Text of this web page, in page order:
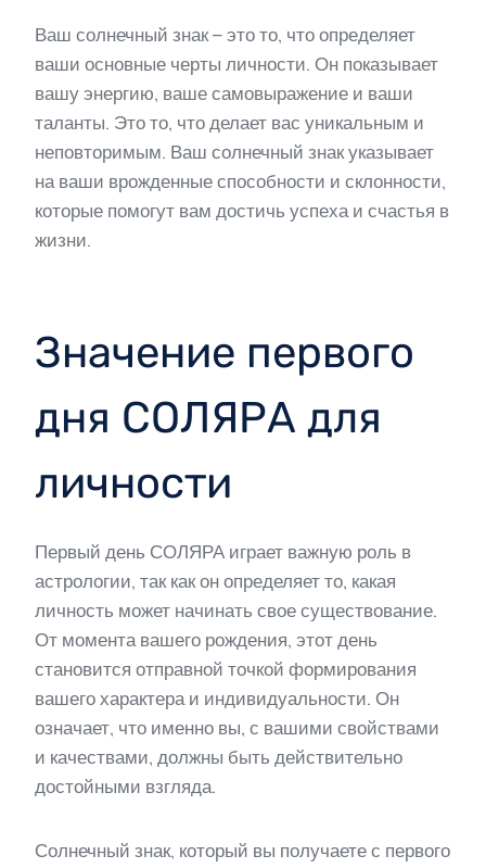
Ваш солнечный знак – это то, что определяет
ваши основные черты личности. Он показывает
вашу энергию, ваше самовыражение и ваши
таланты. Это то, что делает вас уникальным и
неповторимым. Ваш солнечный знак указывает
на ваши врожденные способности и склонности,
которые помогут вам достичь успеха и счастья в
жизни.
Значение первого
дня СОЛЯРА для
личности
Первый день СОЛЯРА играет важную роль в
астрологии, так как он определяет то, какая
личность может начинать свое существование.
От момента вашего рождения, этот день
становится отправной точкой формирования
вашего характера и индивидуальности. Он
означает, что именно вы, с вашими свойствами
и качествами, должны быть действительно
достойными взгляда.
Солнечный знак, который вы получаете с первого